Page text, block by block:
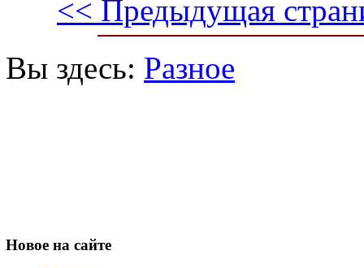
<< Предыдущая
Вы здесь: Разное
Новое на сайте